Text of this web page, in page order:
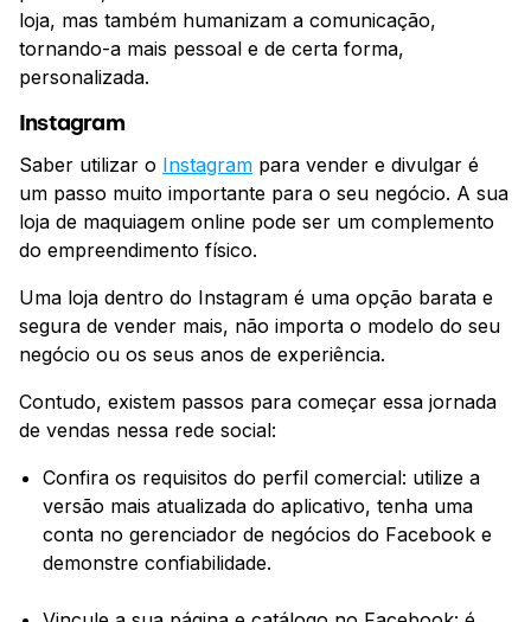
loja, mas também humanizam a comunicação,
tornando-a mais pessoal e de certa forma,
personalizada.
Instagram
Saber utilizar o Instagram para vender e divulgar é
um passo muito importante para o seu negócio. A sua
loja de maquiagem online pode ser um complemento
do empreendimento físico.
Uma loja dentro do Instagram é uma opção barata e
segura de vender mais, não importa o modelo do seu
negócio ou os seus anos de experiência.
Contudo, existem passos para começar essa jornada
de vendas nessa rede social:
Confira os requisitos do perfil comercial: utilize a
versão mais atualizada do aplicativo, tenha uma
conta no gerenciador de negócios do Facebook e
demonstre confiabilidade.